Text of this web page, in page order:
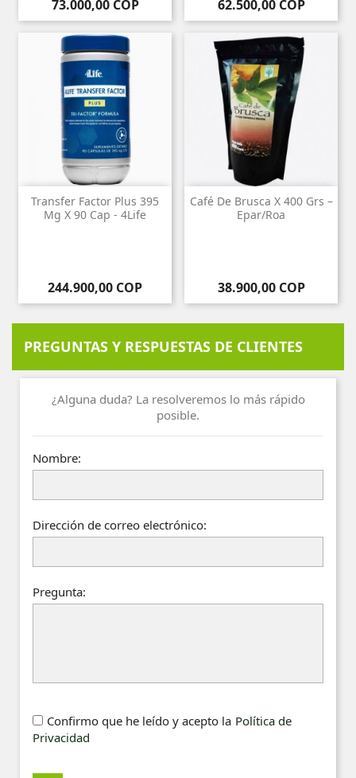
Precio
73.000,00 COP Precio
62.500,00 COP
Transfer Factor Plus 395
Mg X 90 Cap - 4Life
Precio
244.900,00 COP
Café De Brusca X 400 Grs –
Epar/Roa
Precio
38.900,00 COP
PREGUNTAS Y RESPUESTAS DE CLIENTES
¿Alguna duda? La resolveremos lo más rápido
posible.
Nombre:
Dirección de correo electrónico:
Pregunta:
Confirmo que he leído y acepto la Política de
Privacidad